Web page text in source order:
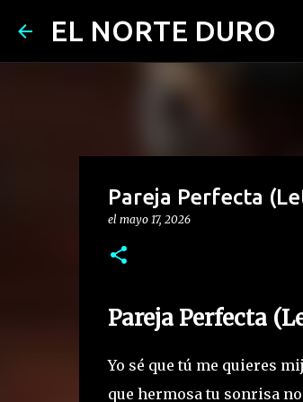
EL NORTE DURO
Pareja Perfecta
el mayo 17, 2026
Pareja Perfecta
Yo sé que tú me quieres
que hermosa tu sonrisa